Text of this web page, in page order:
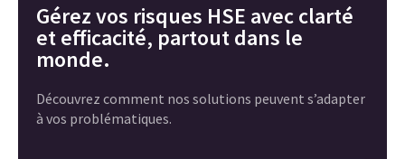
Gérez vos risques HSE avec clarté
et efficacité, partout dans le
monde.
Découvrez comment nos solutions peuvent s’adapter
à vos problématiques.